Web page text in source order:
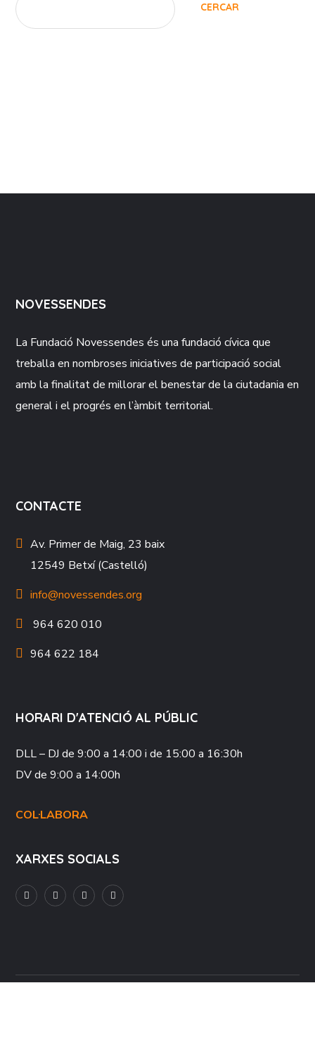
CERCAR
NOVESSENDES
La Fundació Novessendes és una fundació cívica que
treballa en nombroses iniciatives de participació social
amb la finalitat de millorar el benestar de la ciutadania en
general i el progrés en l’àmbit territorial.
CONTACTE
Av. Primer de Maig, 23 baix
12549 Betxí (Castelló)
info@novessendes.org
964 620 010
964 622 184
HORARI D'ATENCIÓ AL PÚBLIC
DLL – DJde 9:00 a 14:00 i de 15:00 a 16:30h
DVde 9:00 a 14:00h
COL·LABORA
XARXES SOCIALS